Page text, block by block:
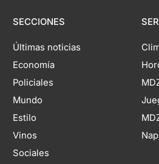
SECCIONES
Últimas noticias
Economía
Policiales
Mundo
Estilo
Vinos
Sociales